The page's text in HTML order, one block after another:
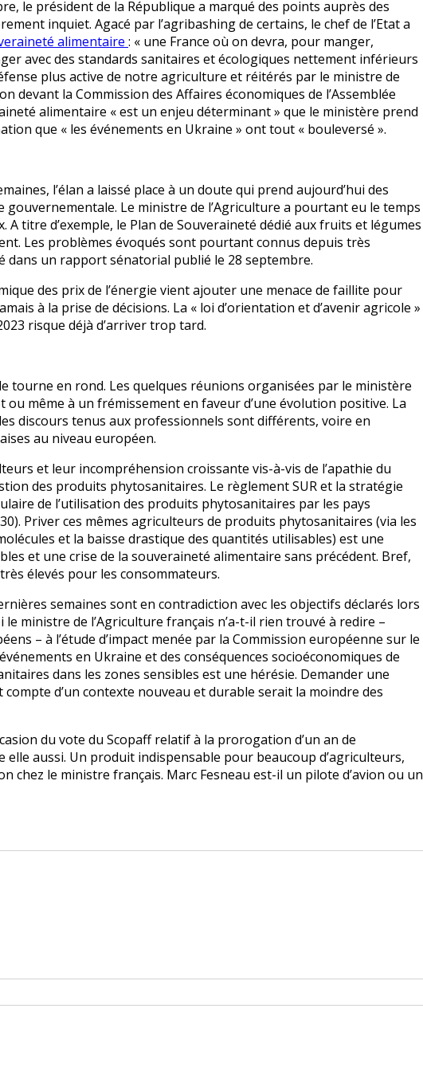
?
le président de la République a marqué des points auprès des
inquiet. Agacé par l’agribashing de certains, le chef de l’Etat a
alimentaire : « une France où on devra, pour manger,
avec des standards sanitaires et écologiques nettement inférieurs
plus active de notre agriculture et réitérés par le ministre de
devant la Commission des Affaires économiques de l’Assemblée
alimentaire « est un enjeu déterminant » que le ministère prend
que « les événements en Ukraine » ont tout « bouleversé ».
l’élan a laissé place à un doute qui prend aujourd’hui des
gouvernementale. Le ministre de l’Agriculture a pourtant eu le temps
titre d’exemple, le Plan de Souveraineté dédié aux fruits et légumes
Les problèmes évoqués sont pourtant connus depuis très
dans un rapport sénatorial publié le 28 septembre.
des prix de l’énergie vient ajouter une menace de faillite pour
à la prise de décisions. La « loi d’orientation et d’avenir agricole »
risque déjà d’arriver trop tard.
tourne en rond. Les quelques réunions organisées par le ministère
ou même à un frémissement en faveur d’une évolution positive. La
discours tenus aux professionnels sont différents, voire en
au niveau européen.
et leur incompréhension croissante vis-à-vis de l’apathie du
des produits phytosanitaires. Le règlement SUR et la stratégie
de l’utilisation des produits phytosanitaires par les pays
Priver ces mêmes agriculteurs de produits phytosanitaires (via les
et la baisse drastique des quantités utilisables) est une
et une crise de la souveraineté alimentaire sans précédent. Bref,
élevés pour les consommateurs.
semaines sont en contradiction avec les objectifs déclarés lors
ministre de l’Agriculture français n’a-t-il rien trouvé à redire –
– à l’étude d’impact menée par la Commission européenne sur le
en Ukraine et des conséquences socioéconomiques de
dans les zones sensibles est une hérésie. Demander une
d’un contexte nouveau et durable serait la moindre des
du vote du Scopaff relatif à la prorogation d’un an de
aussi. Un produit indispensable pour beaucoup d’agriculteurs,
chez le ministre français. Marc Fesneau est-il un pilote d’avion ou un